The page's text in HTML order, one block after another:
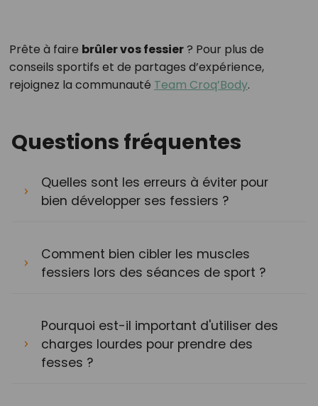
Prête à faire brûler vos fessier? Pour plus de
conseils sportifs et de partages d’expérience,
rejoignez la communauté Team Croq’Body.
Questions fréquentes
Quelles sont les erreurs à éviter pour
bien développer ses fessiers ?
Comment bien cibler les muscles
fessiers lors des séances de sport ?
Pourquoi est-il important d'utiliser des
charges lourdes pour prendre des
fesses ?